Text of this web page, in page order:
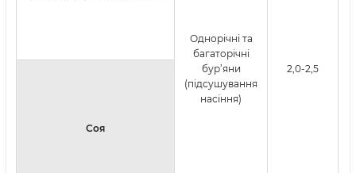
Однорічні та
багаторічні
бур’яни
(підсушування
насіння)
2,0-2,5
Соя